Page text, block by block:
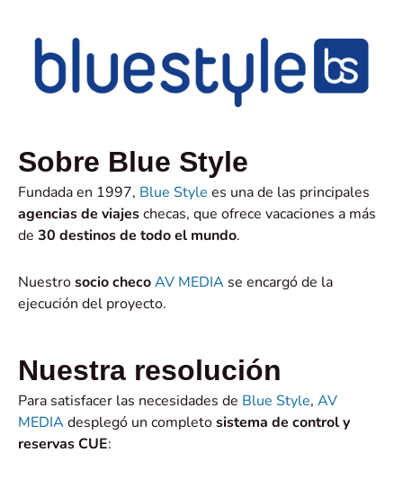
Sobre Blue Style
Fundada en 1997, Blue Style es una de las principales
agencias de viajeschecas, que ofrece vacaciones a más
de 30 destinos de todo el mundo.
Nuestrosocio checoAV MEDIA se encargó de la
ejecución del proyecto.
Nuestra resolución
Para satisfacer las necesidades de Blue Style, AV
MEDIA desplegó un completosistema de control y
reservas CUE: